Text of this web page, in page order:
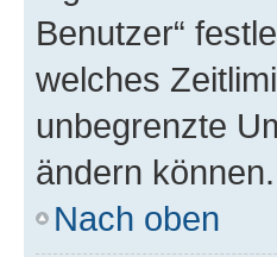
Benutzer“
welches
unbegrenzte
ändern können.
Nach oben